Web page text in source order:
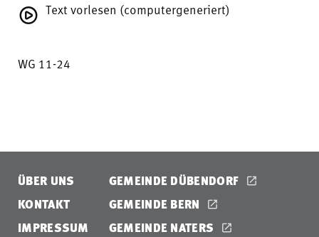
Text vorlesen (computergeneriert)
WG 11-24
ÜBER UNS
KONTAKT
IMPRESSUM
GEMEINDE DÜBENDORF
GEMEINDE BERN
GEMEINDE NATERS